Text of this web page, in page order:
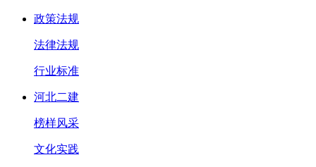
政策法规
法律法规
行业标准
河北二建
榜样风采
文化实践